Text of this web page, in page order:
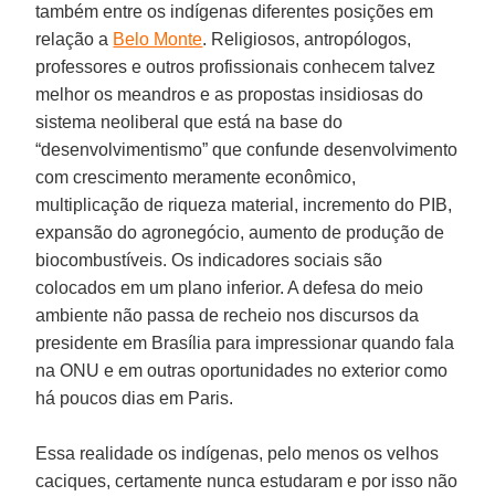
também entre os indígenas diferentes posições em
relação a Belo Monte. Religiosos, antropólogos,
professores e outros profissionais conhecem talvez
melhor os meandros e as propostas insidiosas do
sistema neoliberal que está na base do
“desenvolvimentismo” que confunde desenvolvimento
com crescimento meramente econômico,
multiplicação de riqueza material, incremento do PIB,
expansão do agronegócio, aumento de produção de
biocombustíveis. Os indicadores sociais são
colocados em um plano inferior. A defesa do meio
ambiente não passa de recheio nos discursos da
presidente em Brasília para impressionar quando fala
na ONU e em outras oportunidades no exterior como
há poucos dias em Paris.
Essa realidade os indígenas, pelo menos os velhos
caciques, certamente nunca estudaram e por isso não